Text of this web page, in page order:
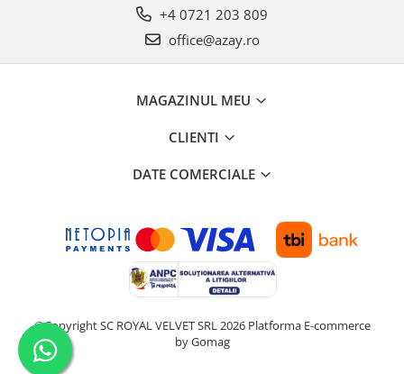
+4 0721 203 809
office@azay.ro
MAGAZINUL MEU
CLIENTI
DATE COMERCIALE
©Copyright SC ROYAL VELVET SRL 2026 Platforma E-commerce
by Gomag